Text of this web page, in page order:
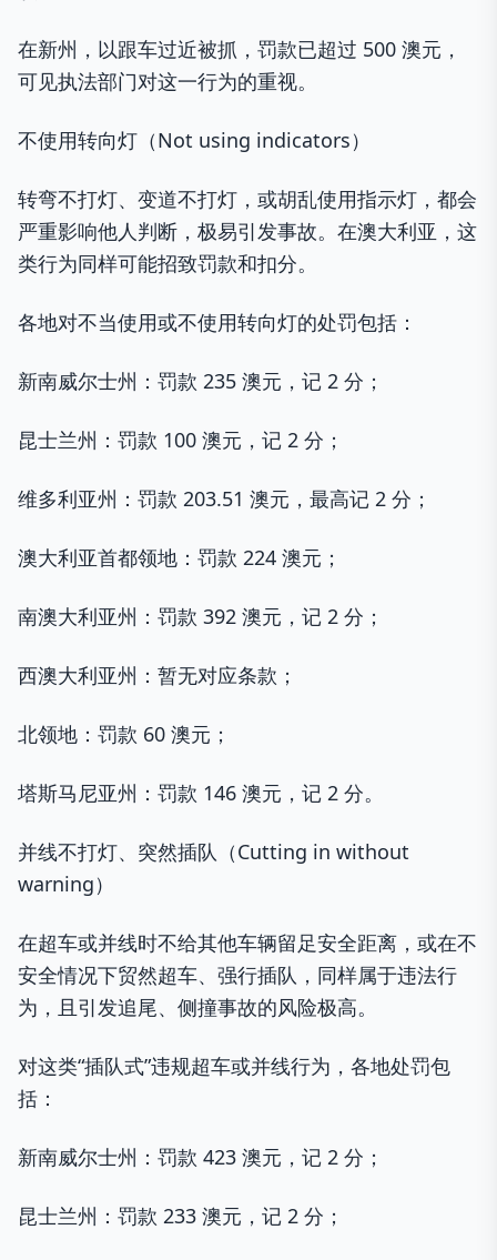
在新州，以跟车过近被抓，罚款已超过 500 澳元，
可见执法部门对这一行为的重视。
不使用转向灯（Not using indicators）
转弯不打灯、变道不打灯，或胡乱使用指示灯，都会
严重影响他人判断，极易引发事故。在澳大利亚，这
类行为同样可能招致罚款和扣分。
各地对不当使用或不使用转向灯的处罚包括：
新南威尔士州：罚款 235 澳元，记 2 分；
昆士兰州：罚款 100 澳元，记 2 分；
维多利亚州：罚款 203.51 澳元，最高记 2 分；
澳大利亚首都领地：罚款 224 澳元；
南澳大利亚州：罚款 392 澳元，记 2 分；
西澳大利亚州：暂无对应条款；
北领地：罚款 60 澳元；
塔斯马尼亚州：罚款 146 澳元，记 2 分。
并线不打灯、突然插队（Cutting in without
warning）
在超车或并线时不给其他车辆留足安全距离，或在不
安全情况下贸然超车、强行插队，同样属于违法行
为，且引发追尾、侧撞事故的风险极高。
对这类“插队式”违规超车或并线行为，各地处罚包
括：
新南威尔士州：罚款 423 澳元，记 2 分；
昆士兰州：罚款 233 澳元，记 2 分；